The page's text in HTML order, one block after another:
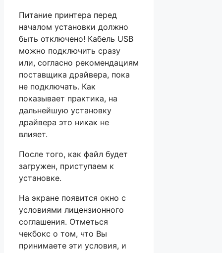
Питание принтера перед
началом установки должно
быть отключено! Кабель USB
можно подключить сразу
или, согласно рекомендациям
поставщика драйвера, пока
не подключать. Как
показывает практика, на
дальнейшую установку
драйвера это никак не
влияет.
После того, как файл будет
загружен, приступаем к
установке.
На экране появится окно с
условиями лицензионного
соглашения. Отметься
чекбокс о том, что Вы
принимаете эти условия, и